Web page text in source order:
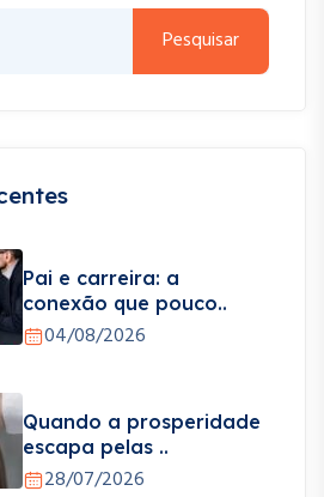
Pesquisar
Pai e carreira: a
conexão que pouco..
04/08/2026
Quando a prosperidade
escapa pelas ..
28/07/2026